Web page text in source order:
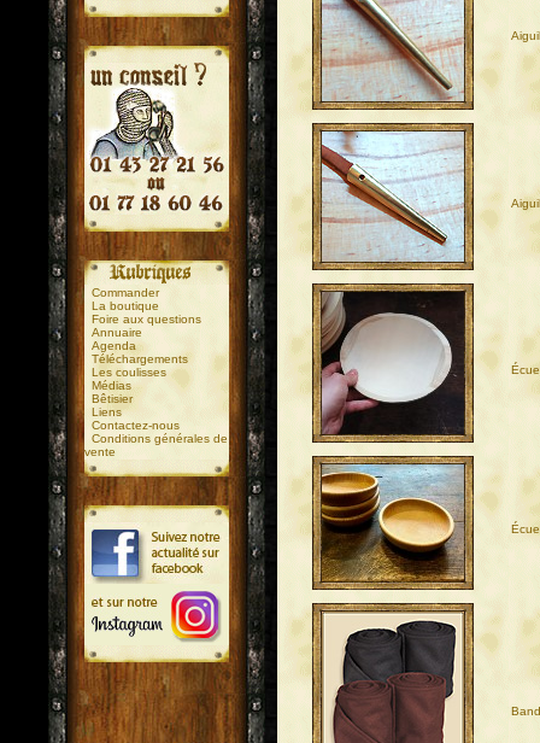
.
Commander
La boutique
Foire aux questions
Annuaire
Agenda
Téléchargements
Les coulisses
Médias
Bêtisier
Liens
Contactez-nous
Conditions générales de
vente
.